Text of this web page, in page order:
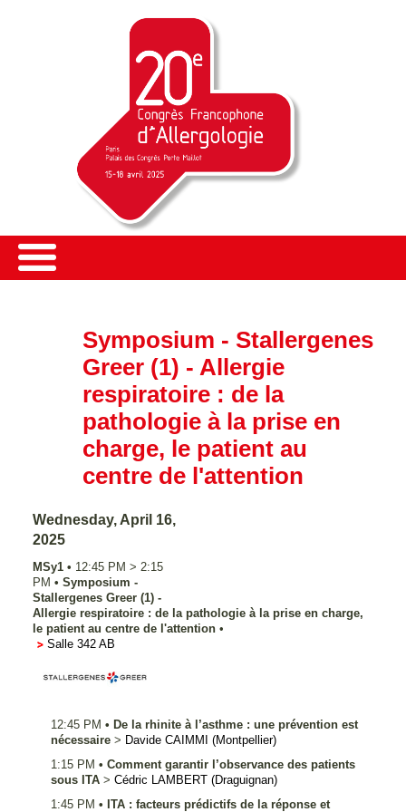
Symposium - Stallergenes
Greer (1) - Allergie
respiratoire : de la
pathologie à la prise en
charge, le patient au
centre de l'attention
Wednesday, April 16,
2025
MSy1 • 12:45 PM > 2:15
PM • Symposium -
Stallergenes Greer (1) -
Allergie respiratoire : de la pathologie à la prise en charge,
le patient au centre de l'attention •
Salle 342 AB
12:45 PM • De la rhinite à l’asthme : une prévention est
nécessaire > Davide CAIMMI
(Montpellier)
1:15 PM • Comment garantir l’observance des patients
sous ITA > Cédric LAMBERT (Draguignan)
1:45 PM • ITA : facteurs prédictifs de la réponse et